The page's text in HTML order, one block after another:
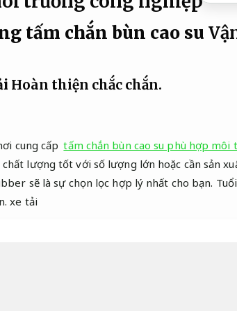
tấm chắn bùn cao su
Hoàn thiện chắc chắn.
cung cấp tấm chắn bùn cao su phù hợp môi
lượng tốt với số lượng lớn hoặc cần sản
sẽ là sự chọn lọc hợp lý nhất cho bạn.
xe tải